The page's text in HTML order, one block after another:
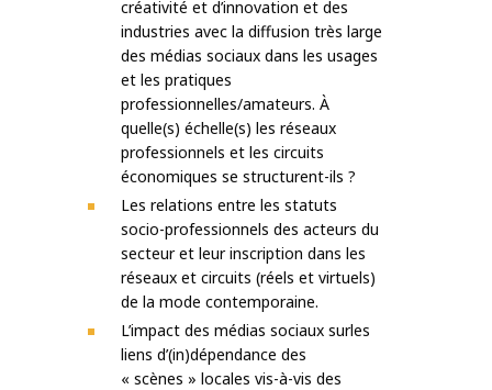
créativité et d’innovation et des
industries avec la diffusion très large
des médias sociaux dans les usages
et les pratiques
professionnelles/amateurs. À
quelle(s) échelle(s) les réseaux
professionnels et les circuits
économiques se structurent-ils ?
Les relations entre les statuts
socio-professionnels des acteurs du
secteur et leur inscription dans les
réseaux et circuits (réels et virtuels)
de la mode contemporaine.
L’impact des médias sociaux surles
liens d’(in)dépendance des
« scènes » locales vis-à-vis des